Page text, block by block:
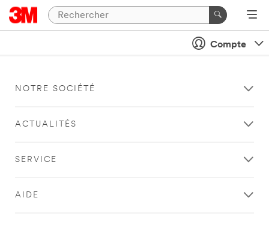
Compte
NOTRE SOCIÉTÉ
ACTUALITÉS
SERVICE
AIDE